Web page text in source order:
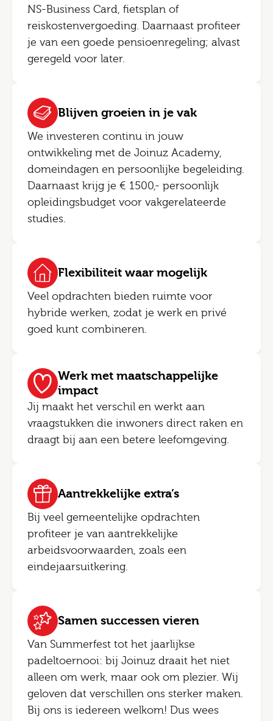
NS-Business Card, fietsplan of
reiskostenvergoeding. Daarnaast profiteer
je van een goede pensioenregeling; alvast
geregeld voor later.
Blijven groeien in je vak
We investeren continu in jouw
ontwikkeling met de Joinuz Academy,
domeindagen en persoonlijke begeleiding.
Daarnaast krijg je € 1500,- persoonlijk
opleidingsbudget voor vakgerelateerde
studies.
Flexibiliteit waar mogelijk
Veel opdrachten bieden ruimte voor
hybride werken, zodat je werk en privé
goed kunt combineren.
Werk met maatschappelijke
impact
Jij maakt het verschil en werkt aan
vraagstukken die inwoners direct raken en
draagt bij aan een betere leefomgeving.
Aantrekkelijke extra’s
Bij veel gemeentelijke opdrachten
profiteer je van aantrekkelijke
arbeidsvoorwaarden, zoals een
eindejaarsuitkering.
Samen successen vieren
Van Summerfest tot het jaarlijkse
padeltoernooi: bij Joinuz draait het niet
alleen om werk, maar ook om plezier. Wij
geloven dat verschillen ons sterker maken.
Bij ons is iedereen welkom! Dus wees